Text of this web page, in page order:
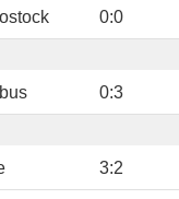
0:0
0:3
3:2